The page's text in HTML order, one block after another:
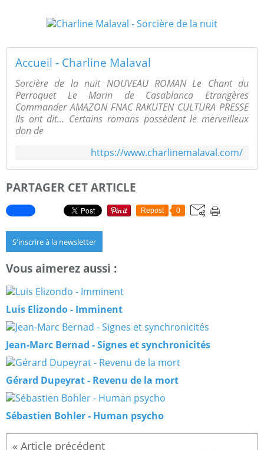
Accueil - Charline Malaval
Sorcière de la nuit NOUVEAU ROMAN Le Chant du
Perroquet Le Marin de Casablanca Etrangères
Commander AMAZON FNAC RAKUTEN CULTURA PRESSE
Ils ont dit... Certains romans possèdent le merveilleux
don de
https://www.charlinemalaval.com/
PARTAGER CET ARTICLE
Repost 0
S'inscrire à la newsletter
Vous aimerez aussi :
Luis Elizondo - Imminent
Jean-Marc Bernad - Signes et synchronicités
Gérard Dupeyrat - Revenu de la mort
Sébastien Bohler - Human psycho